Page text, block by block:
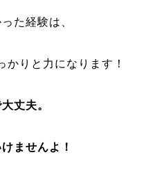
た経験は、
かりと力になります！
丈夫。
ませんよ！